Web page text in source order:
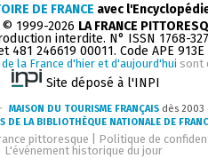
DE FRANCE avec
1999-2026 LA FRANCE
interdite. N° ISSN 1768-
481 246619 00011. Code APE 913E
de la France d'hier et d'aujourd'hui sont
Site déposé à l'INPI
MAISON DU TOURISME FRANÇAIS dès
DE LA BIBLIOTHÈQUE NATIONALE DE
pittoresque
Politique de
L'événement historique du jour